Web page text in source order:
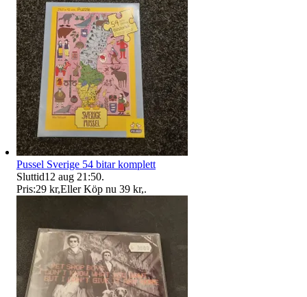
Pussel Sverige 54 bitar komplett
Sluttid12 aug 21:50.
Pris:29 kr,Eller Köp nu 39 kr,.